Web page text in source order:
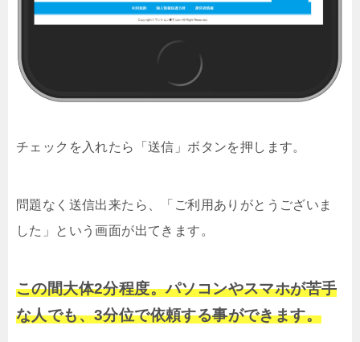
チェックを入れたら「送信」ボタンを押します。
問題なく送信出来たら、「ご利用ありがとうございま
した」という画面が出てきます。
この間大体2分程度。パソコンやスマホが苦手
な人でも、3分位で依頼する事ができます。